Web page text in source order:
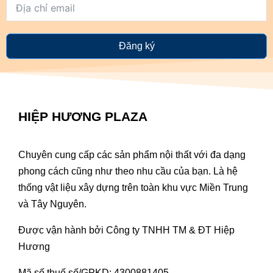
Đăng ký
HIỆP HƯƠNG PLAZA
Chuyên cung cấp các sản phẩm nội thất với đa dạng
phong cách cũng như theo nhu cầu của bạn. Là hệ
thống vật liệu xây dựng trên toàn khu vực Miền Trung
và Tây Nguyên.
Được vận hành bởi Công ty TNHH TM & ĐT Hiệp
Hương